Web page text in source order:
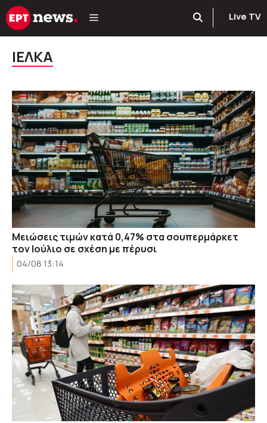
Μετάβαση
σε
Live TV
ΙΕΛΚΑ
Μειώσεις τιμών κατά 0,47% στα σουπερμάρκετ
τον Ιούλιο σε σχέση με πέρυσι
04/08 13:14